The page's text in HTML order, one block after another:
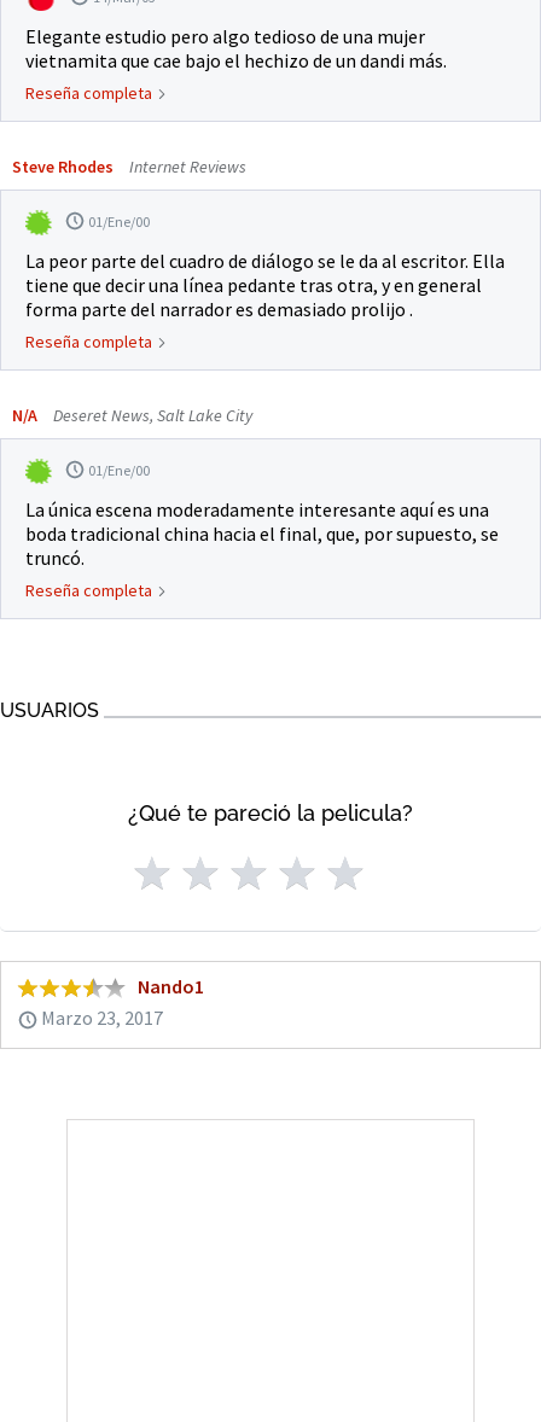
Elegante estudio pero algo tedioso de una mujer
vietnamita que cae bajo el hechizo de un dandi más.
Reseña completa
Steve Rhodes Internet Reviews
01/Ene/00
La peor parte del cuadro de diálogo se le da al escritor. Ella
tiene que decir una línea pedante tras otra, y en general
forma parte del narrador es demasiado prolijo .
Reseña completa
N/A Deseret News, Salt Lake City
01/Ene/00
La única escena moderadamente interesante aquí es una
boda tradicional china hacia el final, que, por supuesto, se
truncó.
Reseña completa
USUARIOS
¿Qué te pareció la pelicula?
Nando1
Marzo 23, 2017